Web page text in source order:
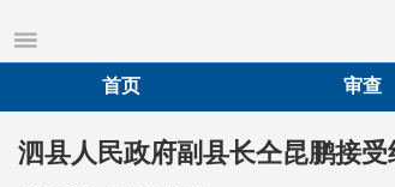
首页
审查
泗县人民政府副县长仝昆鹏接